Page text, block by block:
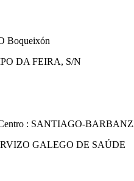
Boqueixón
DA FEIRA, S/N
Centro : SANTIAGO-
GALEGO DE SAÚDE